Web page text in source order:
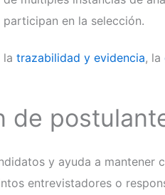
en la selección.
la trazabilidad y evidencia, la
de
y ayuda a
entrevistadores o